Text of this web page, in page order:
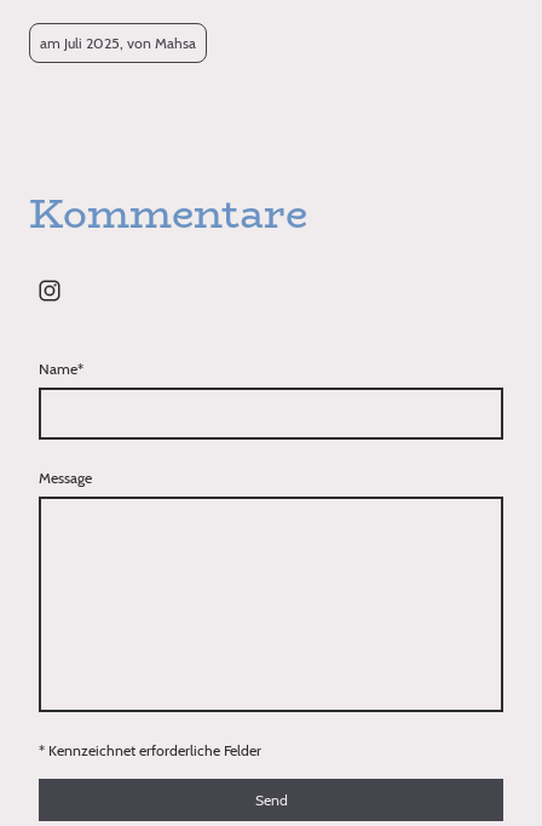
am Juli 2025, von Mahsa
Kommentare
Name*
Message
* Kennzeichnet erforderliche Felder
Send